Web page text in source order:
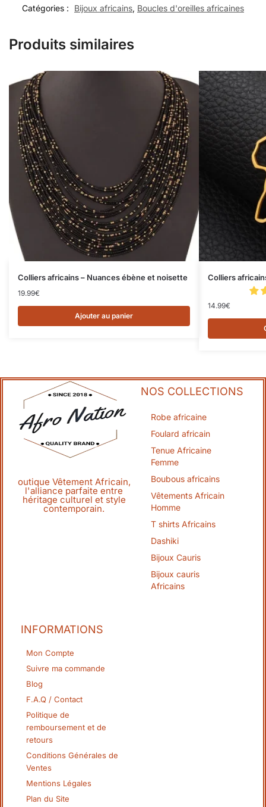
Catégories :
Bijoux africains, Boucles d'oreilles africaines
Produits similaires
Colliers africains – Nuances ébène et noisette
19.99€
Ajouter au panier
Colliers
14.99€
outique Vêtement Africain,
l'alliance parfaite entre
héritage culturel et style
contemporain.
NOS COLLECTIONS
Robe africaine
Foulard africain
Tenue Africaine
Femme
Boubous africains
Vêtements Africain
Homme
T shirts Africains
Dashiki
Bijoux Cauris
Bijoux cauris
Africains
INFORMATIONS
Mon Compte
Suivre ma commande
Blog
F.A.Q / Contact
Politique de
remboursement et de
retours
Conditions Générales de
Ventes
Mentions Légales
Plan du Site